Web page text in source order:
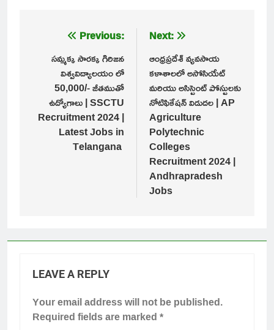
navigation
Previous:
సమ్మక్క సారక్క గిరిజన
విశ్వవిద్యాలయం లో
50,000/- జీతముతో
ఉద్యోగాలు | SSCTU
Recruitment 2024 |
Latest Jobs in
Telangana
Next:
ఆంధ్రప్రదేశ్ వ్యవసాయ
కళాశాలలో అసోసియేట్
మరియు అసిస్టెంట్ పోస్టులకు
నోటిఫికేషన్ విడుదల | AP
Agriculture
Polytechnic
Colleges
Recruitment 2024 |
Andhrapradesh
Jobs
LEAVE A REPLY
Your email address will not be published.
Required fields are marked*